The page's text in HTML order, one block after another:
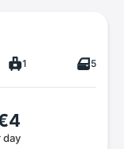
1 5
day